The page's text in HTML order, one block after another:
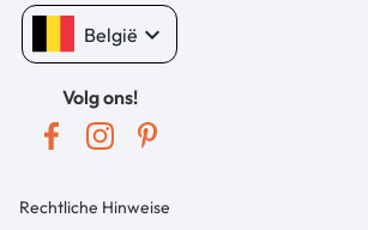
België keyboard_arrow_down
Volg ons!
Rechtliche Hinweise